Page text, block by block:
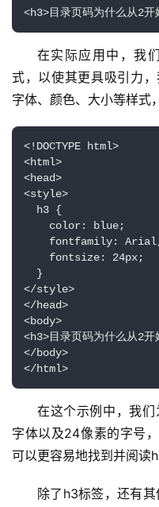
首
页
器
虚
拟
主
机
技
术
在实际应用中，我
式，以使其更具吸引力
字体、颜色、大小等样式
<!DOCTYPE html>
<html>
<head>
<style>
  h3 {
    color: blue;
fontfamily:
    fontsize: 24px;
  }
</style>
</head>
<body>
<h3>目录页码为什么从2
</body>
在这个示例中，我
字体以及24像素的字号
可以更容易地找到并阅读
除了h3标签，还有